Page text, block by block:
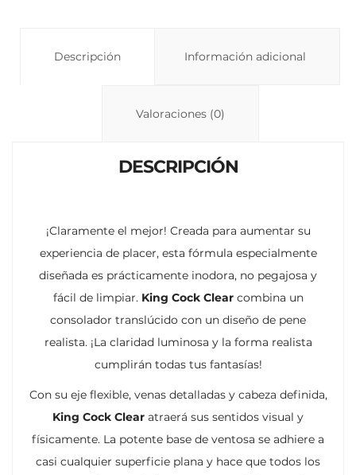
Descripción Información adicional
Valoraciones (0)
DESCRIPCIÓN
¡Claramente el mejor! Creada para aumentar su
experiencia de placer, esta fórmula especialmente
diseñada es prácticamente inodora, no pegajosa y
fácil de limpiar. King Cock Clearcombina un
consolador translúcido con un diseño de pene
realista. ¡La claridad luminosa y la forma realista
cumplirán todas tus fantasías!
Con su eje flexible, venas detalladas y cabeza definida,
King Cock Clear atraerá sus sentidos visual y
físicamente. La potente base de ventosa se adhiere a
casi cualquier superficie plana y hace que todos los